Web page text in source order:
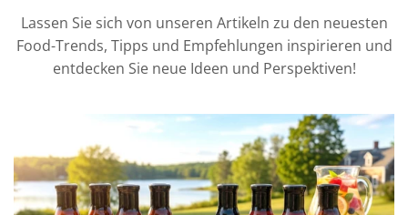
Lassen Sie sich von unseren Artikeln zu den neuesten
Food-Trends, Tipps und Empfehlungen inspirieren und
entdecken Sie neue Ideen und Perspektiven!